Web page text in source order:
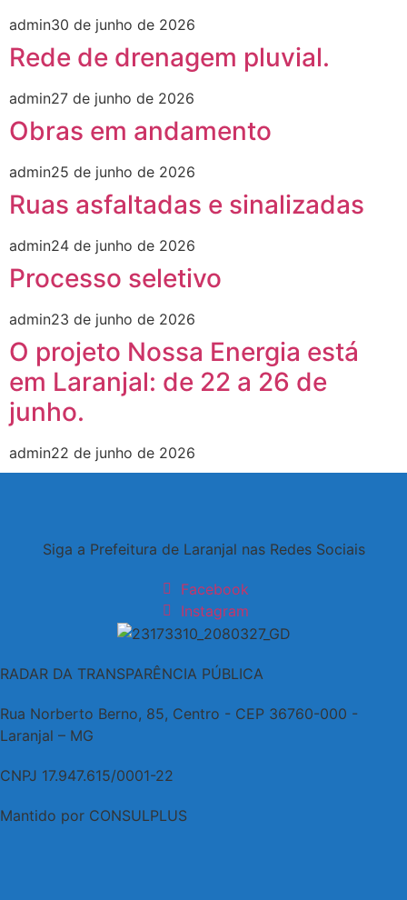
admin30 de junho de 2026
Rede de drenagem pluvial.
admin27 de junho de 2026
Obras em andamento
admin25 de junho de 2026
Ruas asfaltadas e sinalizadas
admin24 de junho de 2026
Processo seletivo
admin23 de junho de 2026
O projeto Nossa Energia está
em Laranjal: de 22 a 26 de
junho.
admin22 de junho de 2026
Siga a Prefeitura de Laranjal nas Redes Sociais
Facebook
Instagram
RADAR DA TRANSPARÊNCIA PÚBLICA
Rua Norberto Berno, 85, Centro - CEP 36760-000 -
Laranjal – MG
CNPJ 17.947.615/0001-22
Mantido por CONSULPLUS